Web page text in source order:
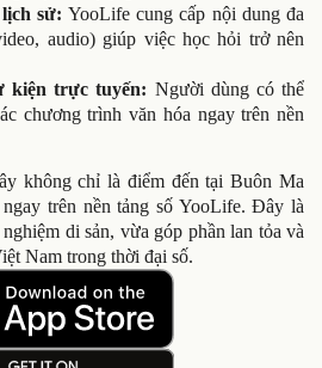
lịch sử:YooLife cung cấp nội dung đa
audio) giúp việc học hỏi trở nên
kiện trực tuyến: Người dùng có thể
chương trình văn hóa ngay trên nền
không chỉ là điểm đến tại Buôn Ma
trên nền tảng số YooLife. Đây là
di sản, vừa góp phần lan tỏa và
Nam trong thời đại số.